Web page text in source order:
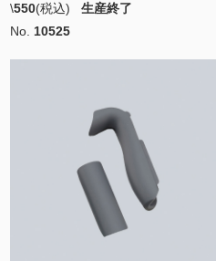
\550(税込) 生産終了
No. 10525